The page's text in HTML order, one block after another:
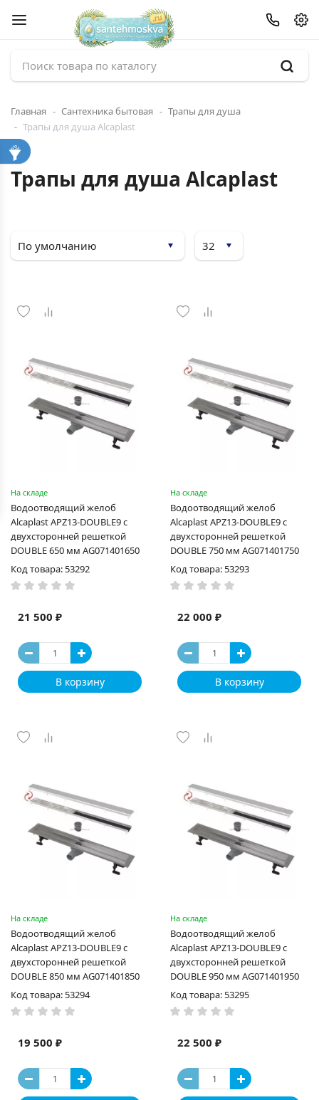
Главная Сантехника бытовая
Трапы для душа
Трапы для душа Alcaplast
Трапы для душа Alcaplast
На складе
Водоотводящий желоб
Alcaplast APZ13-DOUBLE9 с
двухсторонней решеткой
DOUBLE 650 мм AG071401650
Код товара: 53292
21 500 ₽
В корзину
На складе
Водоотводящий желоб
Alcaplast APZ13-DOUBLE9 с
двухсторонней решеткой
DOUBLE 750 мм AG071401750
Код товара: 53293
22 000 ₽
В корзину
На складе
Водоотводящий желоб
Alcaplast APZ13-DOUBLE9 с
двухсторонней решеткой
DOUBLE 850 мм AG071401850
Код товара: 53294
19 500 ₽
На складе
Водоотводящий желоб
Alcaplast APZ13-DOUBLE9 с
двухсторонней решеткой
DOUBLE 950 мм AG071401950
Код товара: 53295
22 500 ₽